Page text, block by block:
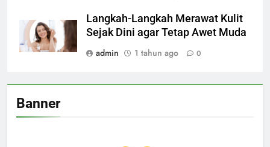
Langkah-Langkah Merawat Kulit
Sejak Dini agar Tetap Awet Muda
admin
1 tahun ago 0
Banner